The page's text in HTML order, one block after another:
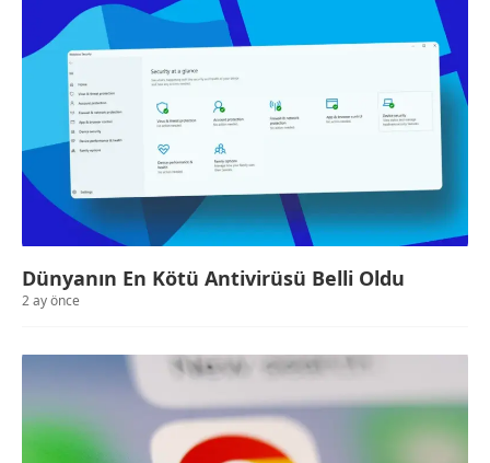
Dünyanın En Kötü Antivirüsü Belli Oldu
2 ay önce